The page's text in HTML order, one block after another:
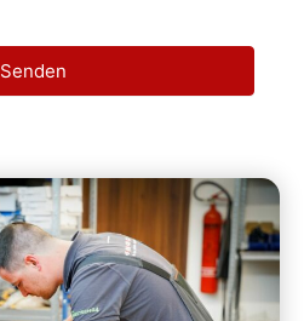
Senden